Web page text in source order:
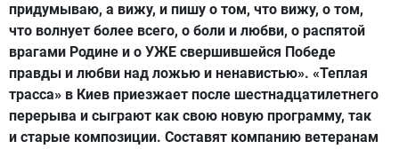
придумываю, а вижу, и пишу о том, что вижу, о том,
что волнует более всего, о боли и любви, о распятой
врагами Родине и о УЖЕ свершившейся Победе
правды и любви над ложью и ненавистью». «Теплая
трасса» в Киев приезжает после шестнадцатилетнего
перерыва и сыграют как свою новую программу, так
и старые композиции. Составят компанию ветеранам